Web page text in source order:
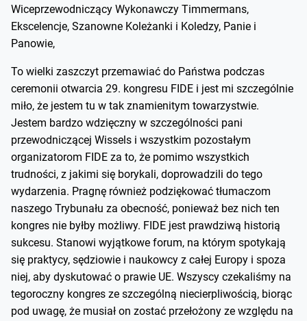
Wiceprzewodniczący Wykonawczy Timmermans,
Ekscelencje, Szanowne Koleżanki i Koledzy, Panie i
Panowie,
To wielki zaszczyt przemawiać do Państwa podczas
ceremonii otwarcia 29. kongresu FIDE i jest mi szczególnie
miło, że jestem tu w tak znamienitym towarzystwie.
Jestem bardzo wdzięczny w szczególności pani
przewodniczącej Wissels i wszystkim pozostałym
organizatorom FIDE za to, że pomimo wszystkich
trudności, z jakimi się borykali, doprowadzili do tego
wydarzenia. Pragnę również podziękować tłumaczom
naszego Trybunału za obecność, ponieważ bez nich ten
kongres nie byłby możliwy. FIDE jest prawdziwą historią
sukcesu. Stanowi wyjątkowe forum, na którym spotykają
się praktycy, sędziowie i naukowcy z całej Europy i spoza
niej, aby dyskutować o prawie UE. Wszyscy czekaliśmy na
tegoroczny kongres ze szczególną niecierpliwością, biorąc
pod uwagę, że musiał on zostać przełożony ze względu na